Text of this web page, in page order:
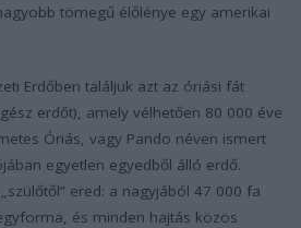
tömegű élőlénye egy amerikai
Erdőben találjuk azt az óriási fát
erdőt), amely vélhetően 80 000 éve
Óriás, vagy Pando néven ismert
egyetlen egyedből álló erdő.
ered: a nagyjából 47 000 fa
és minden hajtás közös